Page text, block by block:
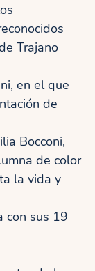
Trajano
en el que
de
Bocconi,
de color
la vida y
con sus 19